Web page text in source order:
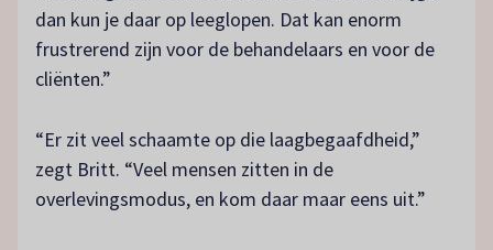
dan kun je daar op leeglopen. Dat kan enorm
frustrerend zijn voor de behandelaars en voor de
cliënten.”
“Er zit veel schaamte op die laagbegaafdheid,”
zegt Britt. “Veel mensen zitten in de
overlevingsmodus, en kom daar maar eens uit.”